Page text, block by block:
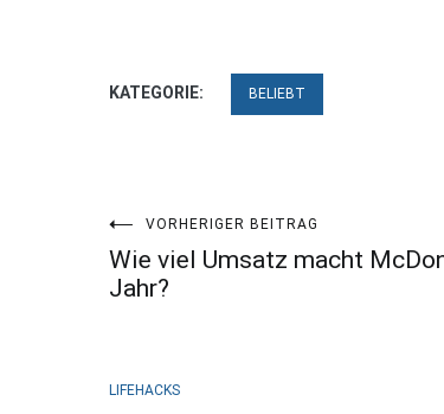
KATEGORIE: BELIEBT
Beitragsnavigation
VORHERIGER BEITRAG
Wie viel Umsatz macht
Jahr?
LIFEHACKS